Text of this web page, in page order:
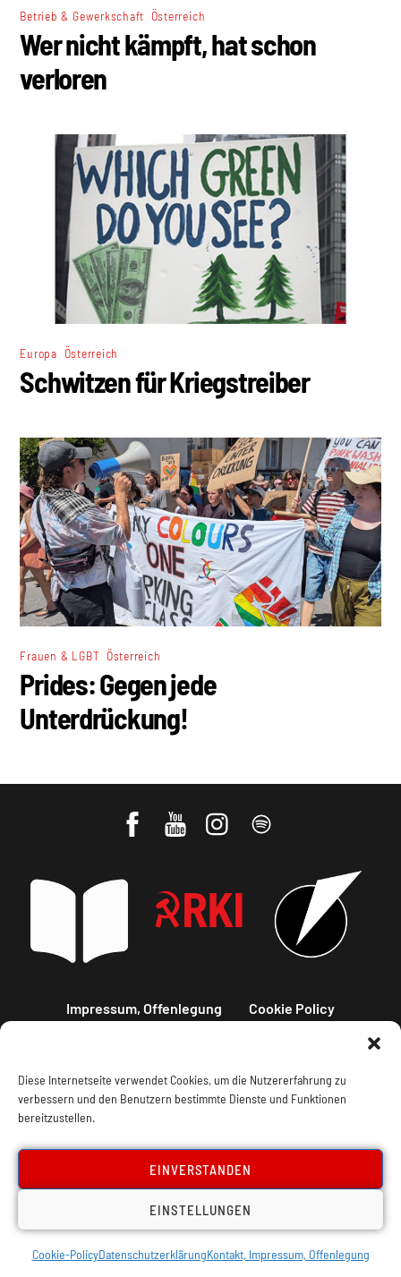
Diese Internetseite verwendet Cookies, um die Nutzererfahrung zu
verbessern und den Benutzern bestimmte Dienste und Funktionen
bereitzustellen.
EINVERSTANDEN
EINSTELLUNGEN
Cookie-PolicyDatenschutzerklärungKontakt, Impressum, Offenlegung
Betrieb & Gewerkschaft Österreich
Wer nicht kämpft, hat schon
verloren
Europa Österreich
Schwitzen für Kriegstreiber
Frauen & LGBT Österreich
Prides: Gegen jede
Unterdrückung!
Impressum, Offenlegung Cookie Policy